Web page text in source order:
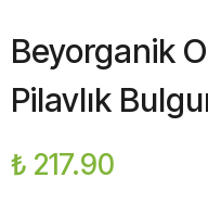
Beyorganik
Pilavlık
₺ 217.90